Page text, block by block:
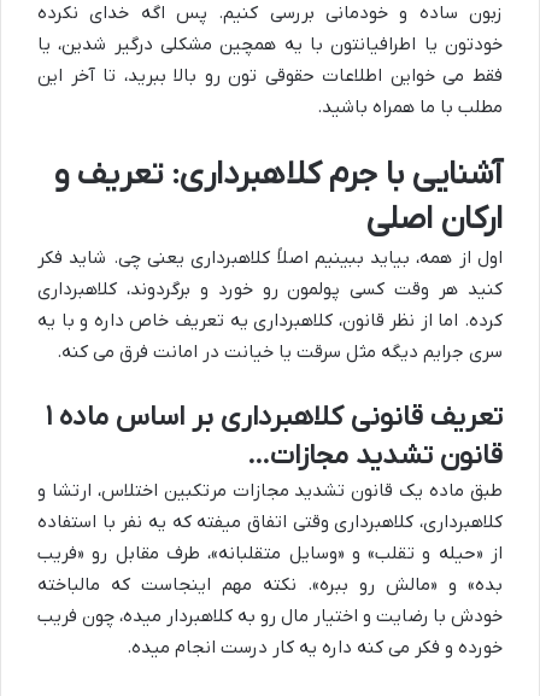
زبون ساده و خودمانی بررسی کنیم. پس اگه خدای نکرده
خودتون یا اطرافیانتون با یه همچین مشکلی درگیر شدین، یا
فقط می خواین اطلاعات حقوقی تون رو بالا ببرید، تا آخر این
مطلب با ما همراه باشید.
آشنایی با جرم کلاهبرداری: تعریف و
ارکان اصلی
اول از همه، بیاید ببینیم اصلاً کلاهبرداری یعنی چی. شاید فکر
کنید هر وقت کسی پولمون رو خورد و برگردوند، کلاهبرداری
کرده. اما از نظر قانون، کلاهبرداری یه تعریف خاص داره و با یه
سری جرایم دیگه مثل سرقت یا خیانت در امانت فرق می کنه.
تعریف قانونی کلاهبرداری بر اساس ماده ۱
قانون تشدید مجازات…
طبق ماده یک قانون تشدید مجازات مرتکبین اختلاس، ارتشا و
کلاهبرداری، کلاهبرداری وقتی اتفاق میفته که یه نفر با استفاده
از «حیله و تقلب» و «وسایل متقلبانه»، طرف مقابل رو «فریب
بده» و «مالش رو ببره». نکته مهم اینجاست که مالباخته
خودش با رضایت و اختیار مال رو به کلاهبردار میده، چون فریب
خورده و فکر می کنه داره یه کار درست انجام میده.